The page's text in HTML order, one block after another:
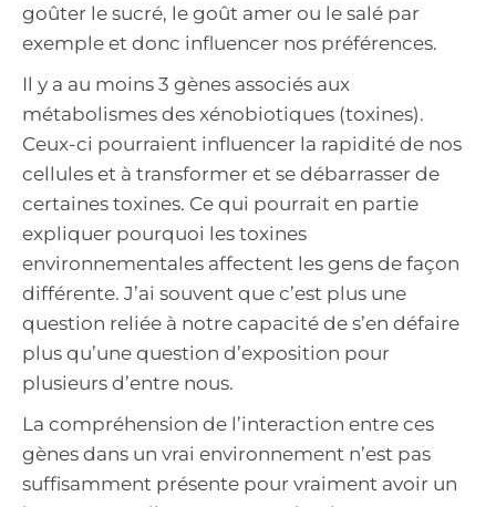
goûter le sucré, le goût amer ou le salé par
exemple et donc influencer nos préférences.
Il y a au moins 3 gènes associés aux
métabolismes des xénobiotiques (toxines).
Ceux-ci pourraient influencer la rapidité de nos
cellules et à transformer et se débarrasser de
certaines toxines. Ce qui pourrait en partie
expliquer pourquoi les toxines
environnementales affectent les gens de façon
différente. J’ai souvent que c’est plus une
question reliée à notre capacité de s’en défaire
plus qu’une question d’exposition pour
plusieurs d’entre nous.
La compréhension de l’interaction entre ces
gènes dans un vrai environnement n’est pas
suffisamment présente pour vraiment avoir un